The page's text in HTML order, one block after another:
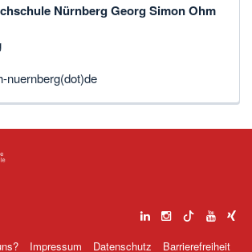
Nürnberg Georg Simon Ohm
nuernberg(dot)de
Impressum Datenschutz Barrierefreiheit